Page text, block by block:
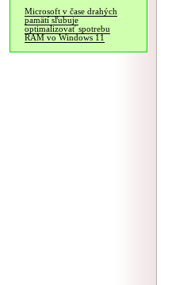
Microsoft v čase drahých
pamätí sľubuje
optimalizovať spotrebu
RAM vo Windows 11